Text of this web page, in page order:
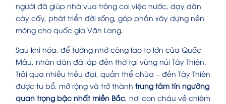
người đã giúp nhà vua trông coi việc nước, dạy dân
cày cấy, phát triển đời sống, góp phần xây dựng nền
móng cho quốc gia Văn Lang.
Sau khi hóa, để tưởng nhớ công lao to lớn của Quốc
Mẫu, nhân dân đã lập đền thờ tại vùng núi Tây Thiên.
Trải qua nhiều triều đại, quần thể chùa – đền Tây Thiên
được tu bổ, mở rộng và trở thành trung tâm tín ngưỡng
quan trọng bậc nhất miền Bắc , nơi con cháu về chiêm